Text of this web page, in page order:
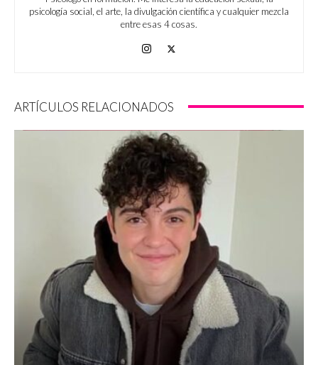
psicología social, el arte, la divulgación científica y cualquier mezcla
entre esas 4 cosas.
ARTÍCULOS RELACIONADOS